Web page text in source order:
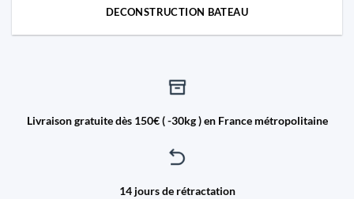
DECONSTRUCTION BATEAU
Livraison gratuite dès 150€ ( -30kg ) en France métropolitaine
14 jours de rétractation